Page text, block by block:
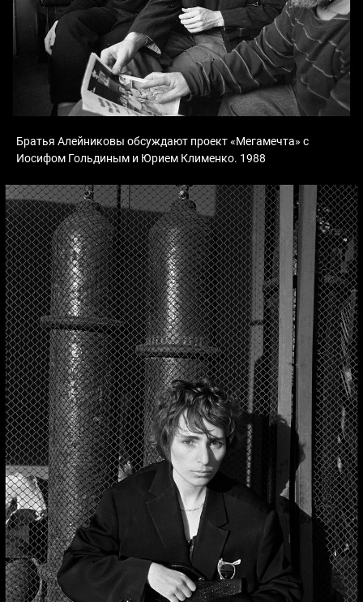
Братья Алейниковы обсуждают проект «Мегамечта» с
Иосифом Гольдиным и Юрием Клименко. 1988